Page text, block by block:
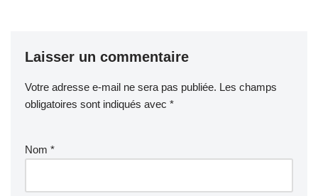
Laisser un commentaire
Votre adresse e-mail ne sera pas publiée. Les champs
obligatoires sont indiqués avec *
Nom *